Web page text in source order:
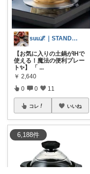
6,188件
suu🌌｜STANDARD🐻
【お気に入りの土鍋がIHで
使える！魔法の便利プレー
ト✨】 「 ...
￥ 2,640
0 0 11
コレ いいね